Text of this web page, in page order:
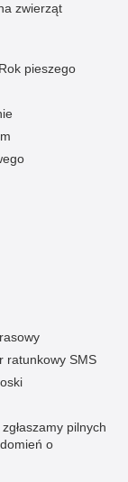
zwierząt
Rok pieszego
ratunkowy SMS
pilnych
o